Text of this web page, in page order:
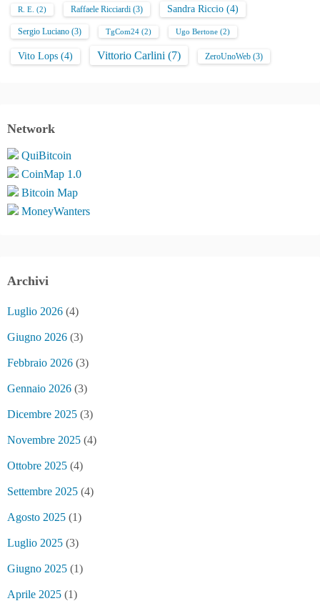
R. E. (2) Raffaele Ricciardi (3) Sandra Riccio (4)
Sergio Luciano (3) TgCom24 (2) Ugo Bertone (2)
Vito Lops (4) Vittorio Carlini (7) ZeroUnoWeb (3)
Network
QuiBitcoin
CoinMap 1.0
Bitcoin Map
MoneyWanters
Archivi
Luglio 2026 (4)
Giugno 2026 (3)
Febbraio 2026 (3)
Gennaio 2026 (3)
Dicembre 2025 (3)
Novembre 2025 (4)
Ottobre 2025 (4)
Settembre 2025 (4)
Agosto 2025 (1)
Luglio 2025 (3)
Giugno 2025 (1)
Aprile 2025 (1)